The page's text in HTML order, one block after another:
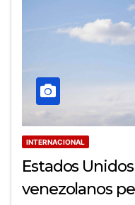
INTERNACIONAL
Estados
venezolanos